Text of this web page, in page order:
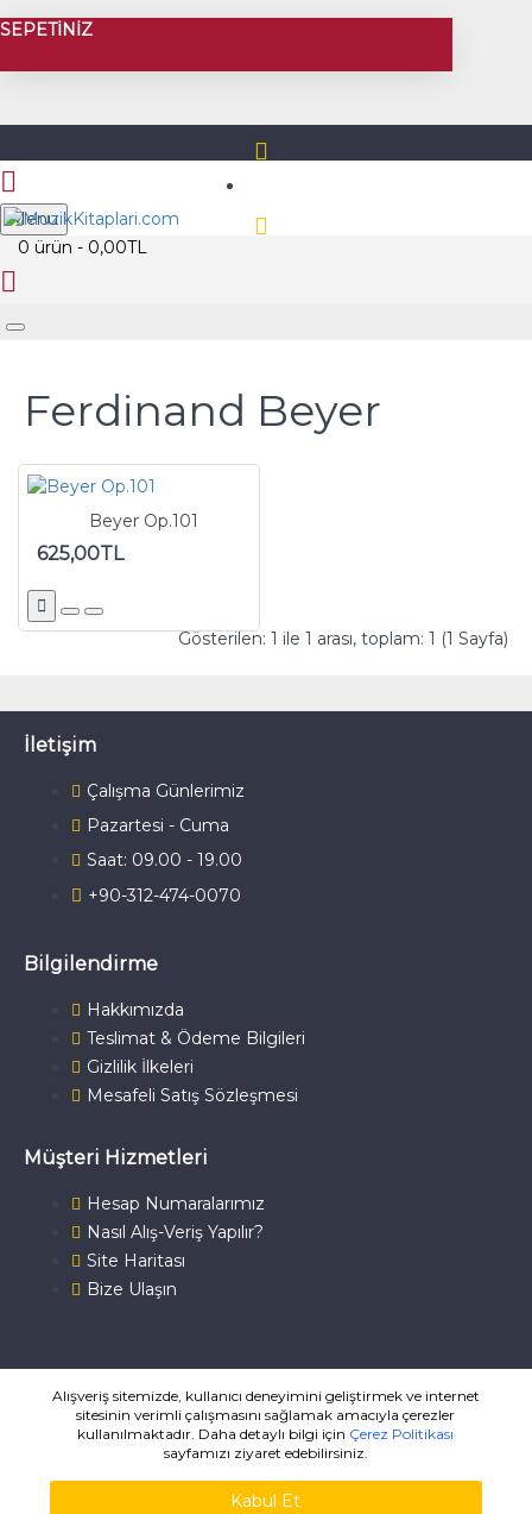
SEPETINIZ
Menu
0 ürün - 0,00TL
Ferdinand Beyer
Beyer Op.101
625,00TL
Gösterilen: 1 ile 1 arası, toplam: 1 (1 Sayfa)
İletişim
Çalışma Günlerimiz
Pazartesi - Cuma
Saat: 09.00 - 19.00
+90-312-474-0070
Bilgilendirme
Hakkımızda
Teslimat & Ödeme Bilgileri
Gizlilik İlkeleri
Mesafeli Satış Sözleşmesi
Müşteri Hizmetleri
Hesap Numaralarımız
Nasıl Alış-Veriş Yapılır?
Site Haritası
Bize Ulaşın
MuzikKitaplari.com ® 2007-2026
Alışveriş sitemizde, kullanıcı deneyimini geliştirmek ve internet
sitesinin verimli çalışmasını sağlamak amacıyla çerezler
kullanılmaktadır. Daha detaylı bilgi için Çerez Politikası
sayfamızı ziyaret edebilirsiniz.
Kabul Et